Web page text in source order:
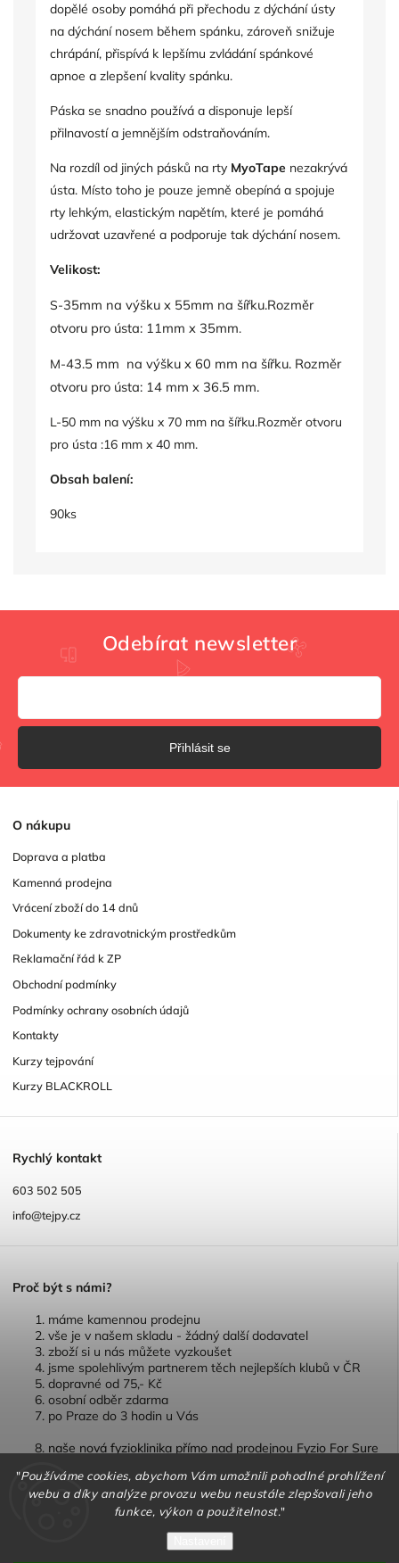
"Používáme cookies, abychom Vám umožnili pohodlné prohlížení
webu a díky analýze provozu webu neustále zlepšovali jeho
funkce, výkon a použitelnost."
dopělé osoby pomáhá při přechodu z dýchání ústy
na dýchání nosem během spánku, zároveň snižuje
chrápání, přispívá k lepšímu zvládání spánkové
apnoe a zlepšení kvality spánku.
Páska se snadno používá a disponuje lepší
přilnavostí a jemnějším odstraňováním.
Na rozdíl od jiných pásků na rty MyoTape nezakrývá
ústa. Místo toho je pouze jemně obepíná a spojuje
rty lehkým, elastickým napětím, které je pomáhá
udržovat uzavřené a podporuje tak dýchání nosem.
Velikost:
S-35mm na výšku x 55mm na šířku.Rozměr
otvoru pro ústa: 11mm x 35mm.
M-43.5 mm na výšku x 60 mm na šířku. Rozměr
otvoru pro ústa: 14 mm x 36.5 mm.
L-50 mm na výšku x 70 mm na šířku.Rozměr otvoru
pro ústa :16 mm x 40 mm.
Obsah balení:
90ks
O nákupu
Doprava a platba
Kamenná prodejna
Vrácení zboží do 14 dnů
Dokumenty ke zdravotnickým prostředkům
Reklamační řád k ZP
Obchodní podmínky
Podmínky ochrany osobních údajů
Kontakty
Kurzy tejpování
Kurzy BLACKROLL
Rychlý kontakt
603 502 505
info@tejpy.cz
Proč být s námi?
máme kamennou prodejnu
vše je v našem skladu - žádný další dodavatel
zboží si u nás můžete vyzkoušet
jsme spolehlivým partnerem těch nejlepších klubů v ČR
dopravné od 75,- Kč
osobní odběr zdarma
po Praze do 3 hodin u Vás
naše nová fyzioklinika přímo nad prodejnou Fyzio For Sure
Odebírat newsletter
Přihlásit se
Shoptet| Design